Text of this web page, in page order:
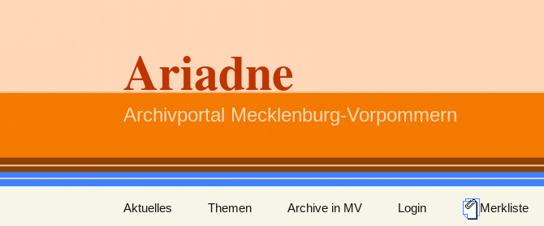
Ariadne
Archivportal Mecklenburg-Vorpommern
Inhalt
Aktuelles Themen Archive in MV Login Merkliste